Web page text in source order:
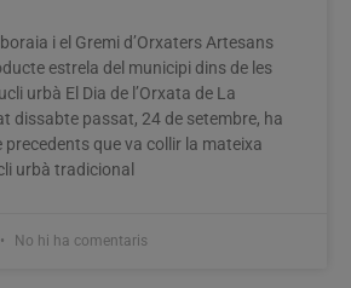
i el Gremi d’Orxaters Artesans
estrela del municipi dins de les
urbà El Dia de l’Orxata de La
dissabte passat, 24 de setembre, ha
precedents que va collir la mateixa
urbà tradicional
No hi ha comentaris